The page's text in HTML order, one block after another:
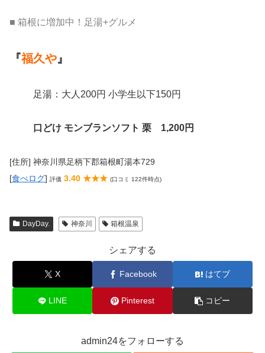
■ 箱根に増加中！足湯+グルメ
『福久や』
足湯：大人200円 小学生以下150円
口どけ モンブランソフト 栗 1,200円
[住所] 神奈川県足柄下郡箱根町湯本729
[食べログ] 評価 3.40 ★★★ (口コミ 122件時点)
DayDay. 神奈川 箱根温泉
シェアする
X Facebook はてブ
LINE Pinterest コピー
admin24をフォローする